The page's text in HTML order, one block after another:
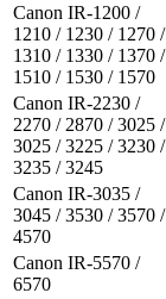
Canon IR-1200 /
1210 / 1230 / 1270 /
1310 / 1330 / 1370 /
1510 / 1530 / 1570
Canon IR-2230 /
2270 / 2870 / 3025 /
3025 / 3225 / 3230 /
3235 / 3245
Canon IR-3035 /
3045 / 3530 / 3570 /
4570
Canon IR-5570 /
6570